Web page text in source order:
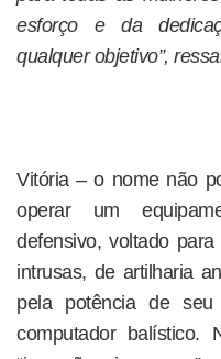
esforço e da
qualquer objetivo”,
Vitória – o nome não
operar um
defensivo, voltado
intrusas, de artilharia
pela potência de
computador balístico.